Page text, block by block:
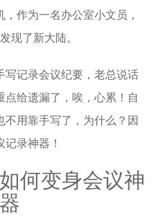
作为一名办公室小文员，
现了新大陆。
写记录会议纪要，老总说话
点给遗漏了，唉，心累！自
不用靠手写了，为什么？因
录神器！
何变身会议神
器